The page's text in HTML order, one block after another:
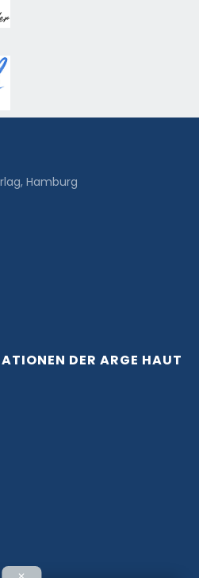
Hamburg
DER ARGE HAUT